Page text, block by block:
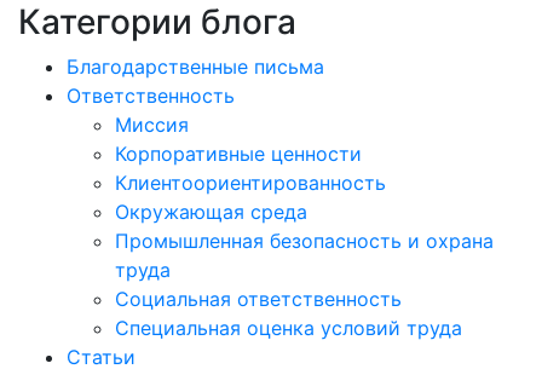
Категории блога
Благодарственные письма
Ответственность
Миссия
Корпоративные ценности
Клиентоориентированность
Окружающая среда
Промышленная безопасность и охрана
труда
Социальная ответственность
Специальная оценка условий труда
Статьи